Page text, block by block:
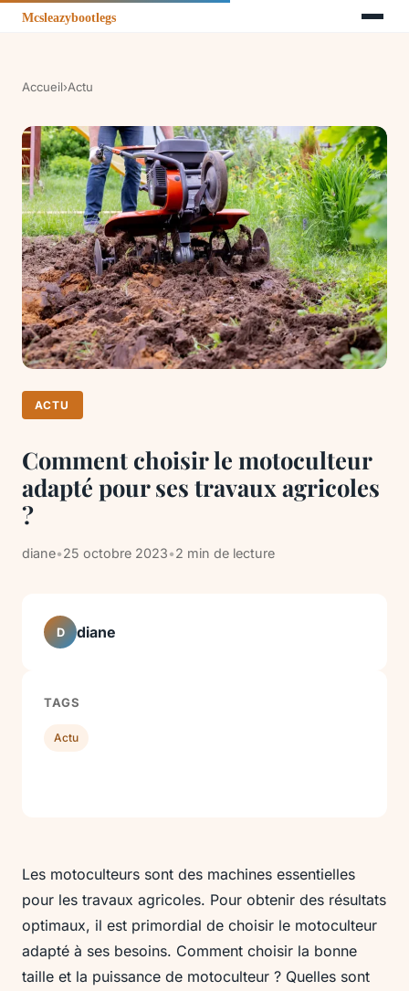
Accueil›Actu
ACTU
Comment choisir le motoculteur
adapté pour ses travaux agricoles
?
diane•25 octobre 2023•2 min de lecture
Les motoculteurs sont des machines essentielles
pour les travaux agricoles. Pour obtenir des résultats
optimaux, il est primordial de choisir le motoculteur
adapté à ses besoins. Comment choisir la bonne
taille et la puissance de motoculteur ? Quelles sont
D diane
TAGS
Actu